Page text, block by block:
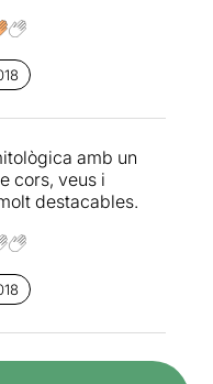
de creació
les que
grups corals,
satisfeta,
i com ja us he
abans, gràcies a
de la proposta i
amb un
cors, veus i
destacables.